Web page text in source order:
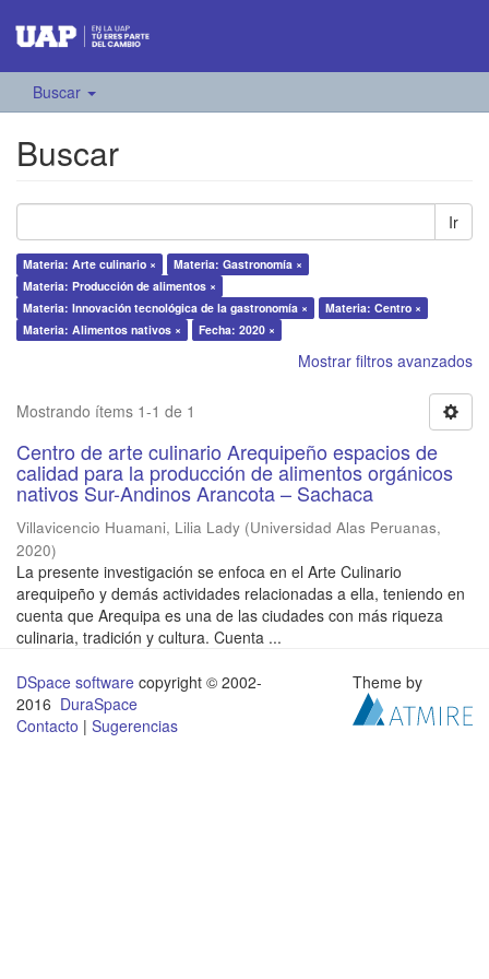
Buscar
Buscar
Ir
Materia: Arte culinario ×
Materia: Gastronomía ×
Materia: Producción de alimentos ×
Materia: Innovación tecnológica de la gastronomía ×
Materia: Centro ×
Materia: Alimentos nativos ×
Fecha: 2020 ×
Mostrar filtros avanzados
Mostrando ítems 1-1 de 1
Centro de arte culinario Arequipeño espacios de
calidad para la producción de alimentos orgánicos
nativos Sur-Andinos Arancota – Sachaca
Villavicencio Huamani, Lilia Lady (Universidad Alas Peruanas,
2020)
La presente investigación se enfoca en el Arte Culinario
arequipeño y demás actividades relacionadas a ella, teniendo en
cuenta que Arequipa es una de las ciudades con más riqueza
culinaria, tradición y cultura. Cuenta ...
DSpace software copyright © 2002-
2016 DuraSpace
Contacto | Sugerencias
Theme by